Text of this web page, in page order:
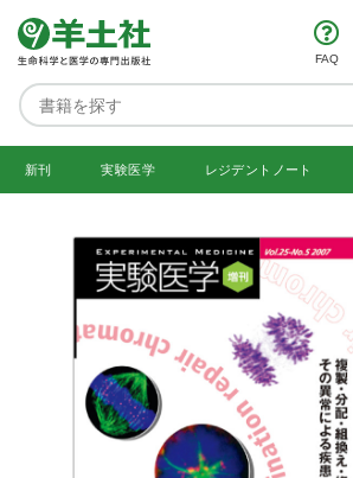
FAQ
新刊 実験医学 レジデント ノート